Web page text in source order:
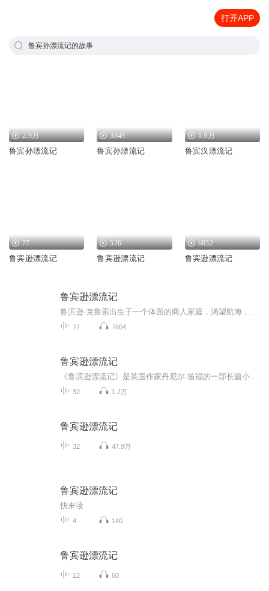
打开APP
鲁宾孙漂流记的故事
2.9万
鲁宾孙漂流记
3849
鲁宾孙漂流记
1.9万
鲁宾汉漂流记
77
鲁宾逊漂流记
526
鲁宾逊漂流记
6832
鲁宾逊漂流记
鲁宾逊漂流记
77 7604
鲁宾逊漂流记
32 1.2万
鲁宾逊漂流记
32 47.9万
鲁宾逊漂流记
快来读
4 140
鲁宾逊漂流记
12 60